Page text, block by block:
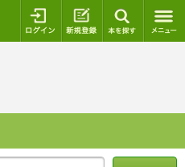
ログイン 新規登録